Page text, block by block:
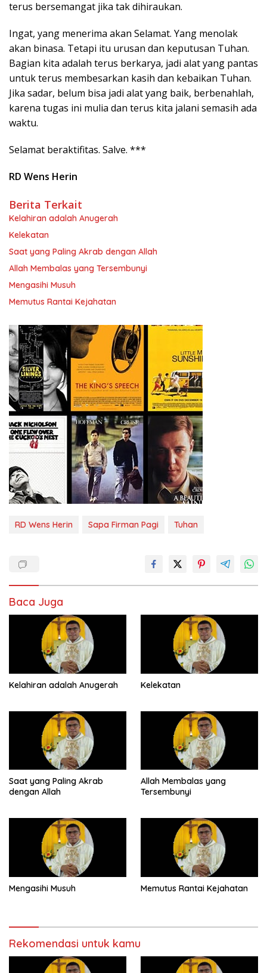
terus bersemangat jika tak dihiraukan.
Ingat, yang menerima akan Selamat. Yang menolak
akan binasa. Tetapi itu urusan dan keputusan Tuhan.
Bagian kita adalah terus berkarya, jadi alat yang pantas
untuk terus membesarkan kasih dan kebaikan Tuhan.
Jika sadar, belum bisa jadi alat yang baik, berbenahlah,
karena tugas ini mulia dan terus kita jalani semasih ada
waktu.
Selamat beraktifitas. Salve. ***
RD Wens Herin
Berita Terkait
Kelahiran adalah Anugerah
Kelekatan
Saat yang Paling Akrab dengan Allah
Allah Membalas yang Tersembunyi
Mengasihi Musuh
Memutus Rantai Kejahatan
RD Wens Herin Sapa Firman Pagi Tuhan
Baca Juga
Kelahiran adalah Anugerah Kelekatan
Saat yang Paling Akrab
dengan Allah
Allah Membalas yang
Tersembunyi
Mengasihi Musuh Memutus Rantai Kejahatan
Rekomendasi untuk kamu